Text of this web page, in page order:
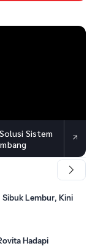
Sistem
Sibuk Lembur, Kini
Hadapi